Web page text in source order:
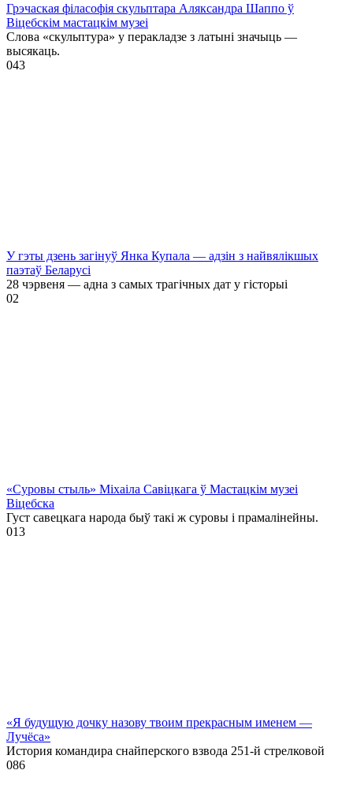
Грэчаская філасофія скульптара Аляксандра Шаппо ў
Віцебскім мастацкім музеі
Слова «скульптура» у перакладзе з латыні значыць —
высякаць.
043
У гэты дзень загінуў Янка Купала — адзін з найвялікшых
паэтаў Беларусі
28 чэрвеня — адна з самых трагічных дат у гісторыі
02
«Суровы стыль» Міхаіла Савіцкага ў Мастацкім музеі
Віцебска
Густ савецкага народа быў такі ж суровы і прамалінейны.
013
«Я будущую дочку назову твоим прекрасным именем —
Лучёса»
История командира снайперского взвода 251-й стрелковой
086